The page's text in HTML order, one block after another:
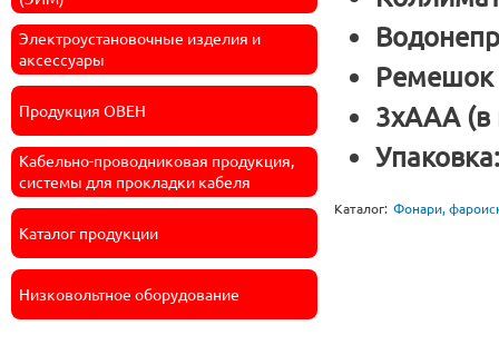
Электроустановочные изделия и
аксессуары
Продукция ОВЕН
Кабельно-проводниковая продукция,
системы для прокладки кабеля
Каталог продукции
Низковольтное оборудование
Ремешок
3хААА (в
Каталог: Фонари,